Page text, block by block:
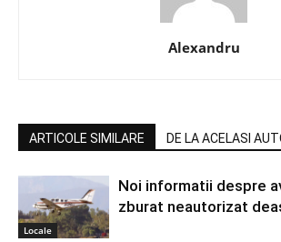
Alexandru
ARTICOLE SIMILARE DE LA ACELASI
Locale
Noi informatii despre
zburat neautorizat